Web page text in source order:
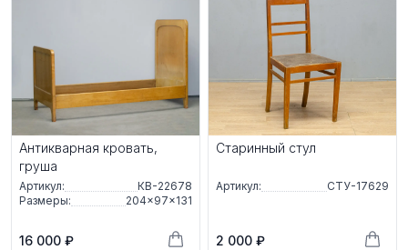
Антикварная кровать,
груша
Артикул:
КВ-22678
Размеры:
204×97×131
16 000 ₽
Старинный стул
Артикул: СТУ-17629
2 000 ₽